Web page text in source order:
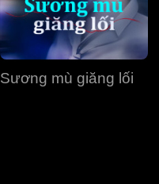
Sương mù giăng lối